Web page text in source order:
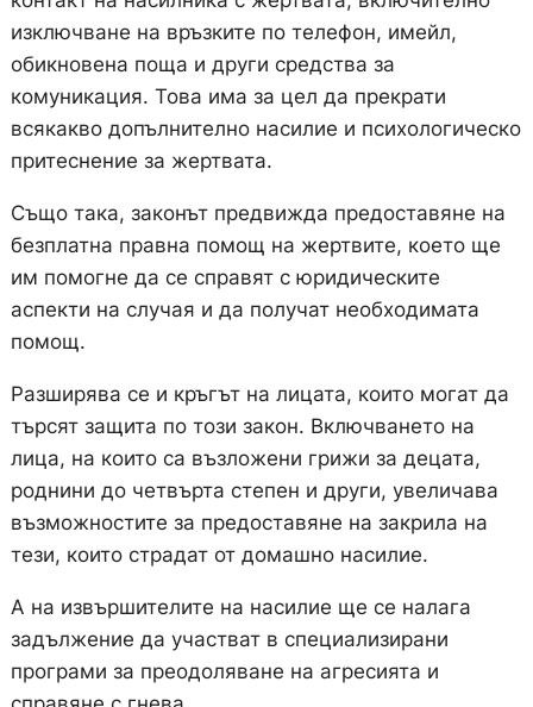
изключване на връзките по телефон, имейл,
обикновена поща и други средства за
комуникация. Това има за цел да прекрати
всякакво допълнително насилие и психологическо
притеснение за жертвата.
Също така, законът предвижда предоставяне на
безплатна правна помощ на жертвите, което ще
им помогне да се справят с юридическите
аспекти на случая и да получат необходимата
помощ.
Разширява се и кръгът на лицата, които могат да
търсят защита по този закон. Включването на
лица, на които са възложени грижи за децата,
роднини до четвърта степен и други, увеличава
възможностите за предоставяне на закрила на
тези, които страдат от домашно насилие.
А на извършителите на насилие ще се налага
задължение да участват в специализирани
програми за преодоляване на агресията и